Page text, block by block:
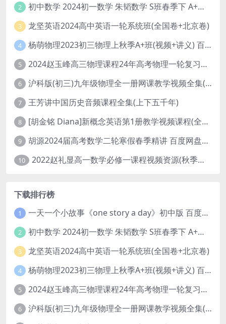
2 初中数学 2024初一数学 朱韬数学 S班春季下 A+班春季下 百度云网盘
3 龙坚英语2024高中英语一轮系统班(全国卷+北京卷)
4 杨萌物理2023初三物理上秋季A+班(视频+讲义) 百度网盘分享
5 2024赵玉峰高三物理课程24年高考物理一轮复习网课教程
6 沪科版(初三)九年级物理全一册网课教学视频全集(录播版 杜春雨 66讲)
7 王芳讲中国历史音频课程全集(上下五千年)
8 [胡金铭 Diana]新概念英语第1册教学视频课程(全集 百度网盘下载)
9 胡源2024届高考数学二轮寒假春季精讲 百度网盘分享
10 2022赵礼显高一数学必修一课程视频资源(秋季班 含讲义)百度网盘云
下载排行榜
1 一天一个小故事《one story a day》初中版 百度网盘分享下载
2 初中数学 2024初一数学 朱韬数学 S班春季下 A+班春季下 百度云网盘
3 龙坚英语2024高中英语一轮系统班(全国卷+北京卷)
4 杨萌物理2023初三物理上秋季A+班(视频+讲义) 百度网盘分享
5 2024赵玉峰高三物理课程24年高考物理一轮复习网课教程
6 沪科版(初三)九年级物理全一册网课教学视频全集(录播版 杜春雨 66讲)